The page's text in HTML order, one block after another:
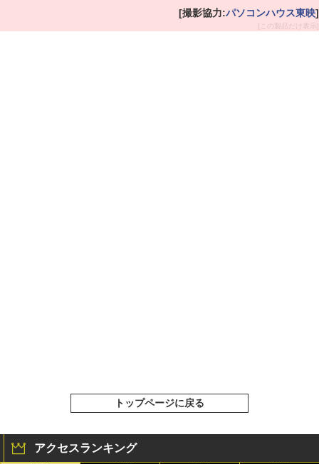
[撮影協力:パソコンハウス東映]
[この製品だけ表示]
トップページに戻る
アクセスランキング